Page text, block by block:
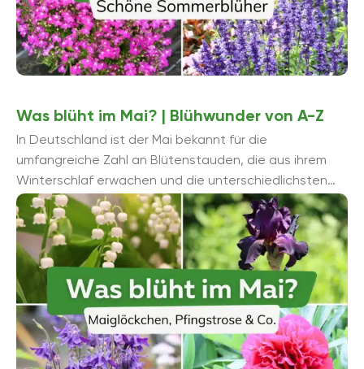
Was blüht im Mai? | Blühwunder von A-Z
In Deutschland ist der Mai bekannt für die
umfangreiche Zahl an Blütenstauden, die aus ihrem
Winterschlaf erwachen und die unterschiedlichsten
Blüten präsentieren. Eines der klassischen Pflä...